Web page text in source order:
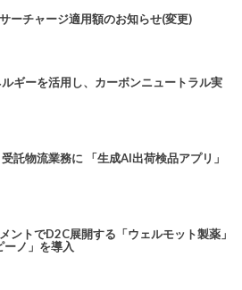
チャージ適用額のお知らせ(変更)
ギーを活用し、カーボンニュートラル実
託物流業務に 「生成AI出荷検品アプリ」
ントでD2C展開する「ウェルモット製薬」
ーノ」を導入